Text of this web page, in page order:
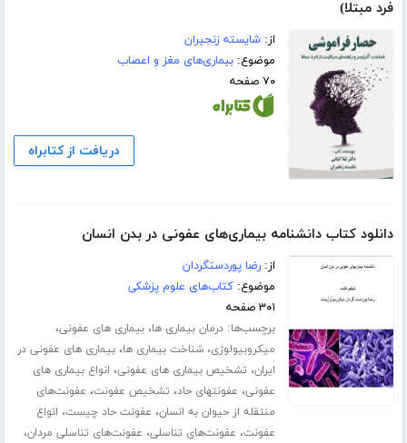
فرد مبتلا)
از:شایسته زنجیران
موضوع:بیماری‌های مغز و اعصاب
۷۰ صفحه
دریافت از کتابراه
دانلود کتاب دانشنامه بیماری‌های عفونی در بدن انسان
از:رضا پوردستگردان
موضوع:کتاب‌های علوم پزشکی
۳۰۱ صفحه
برچسب‌ها:درمان بیماری ها،بیماری های عفونی،
میکروبیولوژی،شناخت بیماری ها،بیماری های عفونی در
ایران، تشخیص بیماری های عفونی، انواع بیماری های
عفونی، عفونتهای حاد، تشخیص عفونت، عفونت‌های
منتقله از حیوان به انسان، عفونت حاد چیست، انواع
عفونت، عفونت‌های تناسلی، عفونت‌های تناسلی مردان،